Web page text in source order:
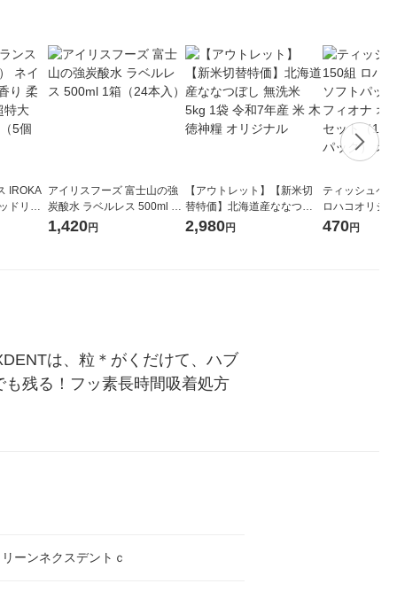
IROKA
ドリリ
替え 超
アイリスフーズ 富士山の強
炭酸水 ラベルレス 500ml 1
箱（24本入）
1,420円
【アウトレット】【新米切
替特価】北海道産ななつぼ
し 無洗米 5kg 1袋 令和7年産
2,980円
ティッシュペ
ロハコオリジ
ックティッシ
470円
は、粒＊がくだけて、ハブ
残る！フッ素長時間吸着処方
ーンネクスデントｃ